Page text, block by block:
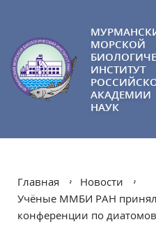
МОРСКОЙ
ИНСТИТУТ
АКАДЕМИИ
НАУК
Главная
Новости
Учёные ММБИ РАН
конференции по